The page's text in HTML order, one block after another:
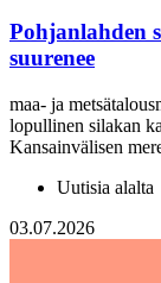
Pohjanlahden
suurenee
maa- ja
lopullinen silakan
Kansainvälisen
Uutisia alalta
03.07.2026